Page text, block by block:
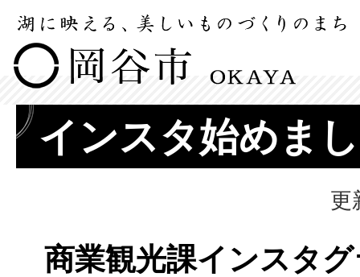
インスタ始めま
更
商業観光課インスタ